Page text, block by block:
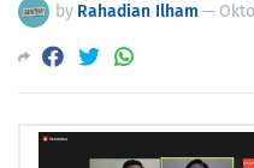
by Rahadian Ilham —